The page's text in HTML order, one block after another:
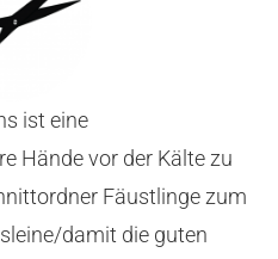
ist eine
Hände vor der Kälte zu
Fäustlinge zum
damit die guten